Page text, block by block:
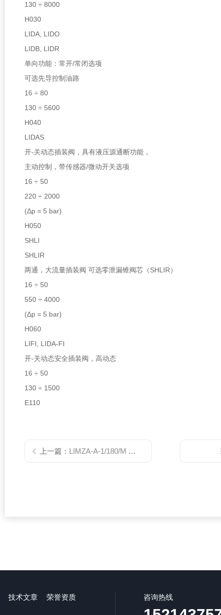
130 ÷ 8000
H030
LIDA, LIDO
LIDB, LIDR
单向功能：常开/常闭选项
可选先导控制油路
16 ÷ 80
130 ÷ 5600
H040
LIDAS
开-关动态插装阀，具有液压源通断功能，
主动控制，带传感器/微动开关选项
16 ÷ 50
220 ÷ 2000
(Δp = 5 bar)
H050
SHLI
SHLIR
两通，大流量插装阀 可选零泄漏锥阀芯（SHLIR）
16 ÷ 50
550 ÷ 4000
(Δp = 5 bar)
H060
LIFI, LIDA-FI
开-关动态安全插装阀，高动态
16 ÷ 50
130 ÷ 1500
E110
上一篇： LIMZA-A-1/180/M 20*代理ATOS插装阀
技术文章 荣誉资质 咨询热线